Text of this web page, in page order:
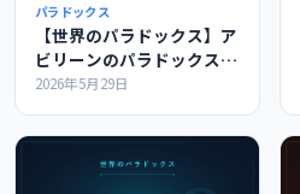
パラドックス
【世界のパラドックス】ア
ビリーンのパラドックス
─ 誰も望んでいないのに
2026年5月29日